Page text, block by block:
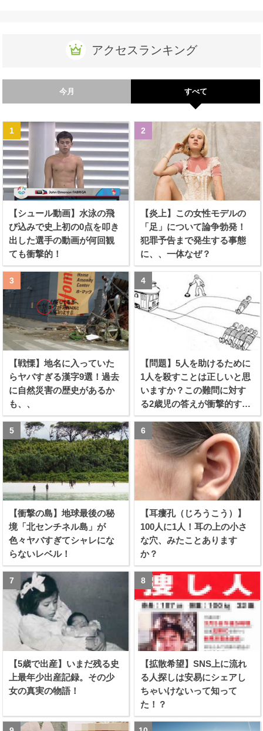
アクセスランキング
今月 すべて
【シュール動画】水泳の飛
び込みで史上初の0点を叩き
出した選手の動画が何回観
ても衝撃的！
【炎上】この女性モデルの
「足」について論争勃発！
犯罪予告まで発生する事態
に、、一体なぜ？
【戦慄】地名に入っていた
らヤバすぎる漢字9選！過去
に自然災害の歴史があるか
も、、
【問題】5人を助けるために
1人を殺すことは正しいと思
いますか？この難問に対す
る2歳児の答えが衝撃的すぎ
る！！
【衝撃の島】地球最後の秘
境「北センチネル島」が
色々ヤバすぎてシャレにな
らないレベル！
【耳瘻孔（じろうこう）】
100人に1人！耳の上の小さ
な穴、みたことあります
か？
【5歳で出産】いまだ残る史
上最年少出産記録。その少
女の真実の物語！
【拡散希望】SNS上に流れ
る人探しは安易にシェアし
ちゃいけないって知って
た！？